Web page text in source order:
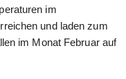
im
und laden zum
im Monat Februar auf